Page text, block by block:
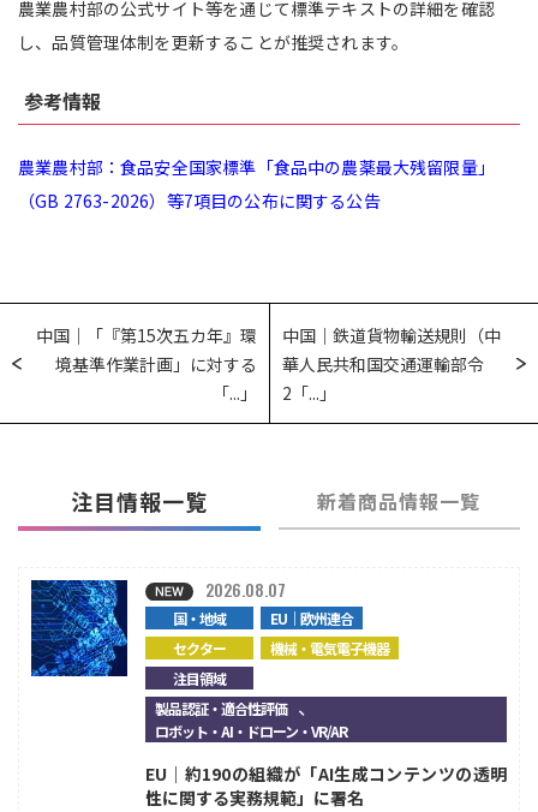
農業農村部の公式サイト等を通じて標準テキストの詳細を確認
し、品質管理体制を更新することが推奨されます。
参考情報
農業農村部：食品安全国家標準「食品中の農薬最大残留限量」
（GB 2763-2026）等7項目の公布に関する公告
中国｜「『第15次五カ年』環
境基準作業計画」に対する
「...」
中国｜鉄道貨物輸送規則（中
華人民共和国交通運輸部令
2「...」
注目情報一覧 新着商品情報一覧
国・地域
EU｜欧州連合
セクター
機械・電気電子機器
注目領域
製品認証・適合性評価 、
ロボット・AI・ドローン・VR/AR
2026.08.07
EU｜約190の組織が「AI生成コンテンツの透明
性に関する実務規範」に署名